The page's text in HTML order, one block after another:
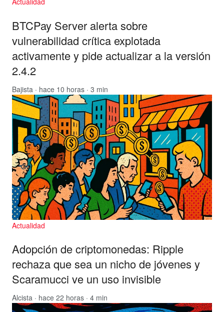
BTCPay Server alerta sobre
vulnerabilidad crítica explotada
activamente y pide actualizar a la versión
2.4.2
Bajista · hace 10 horas · 3 min
Actualidad
Adopción de criptomonedas: Ripple
rechaza que sea un nicho de jóvenes y
Scaramucci ve un uso invisible
Alcista · hace 22 horas · 4 min